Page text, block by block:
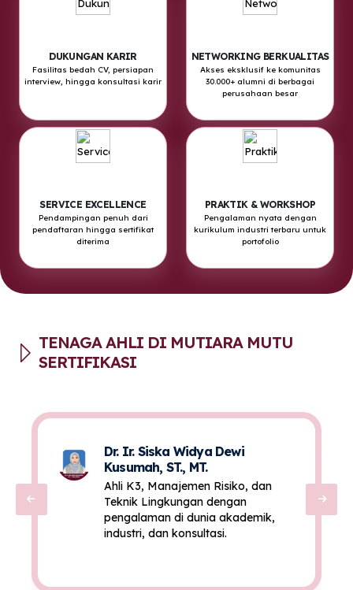
DUKUNGAN KARIR
Fasilitas bedah CV, persiapan
interview, hingga konsultasi karir
NETWORKING BERKUALITAS
Akses eksklusif ke komunitas
30.000+ alumni di berbagai
perusahaan besar
SERVICE EXCELLENCE
Pendampingan penuh dari
pendaftaran hingga sertifikat
diterima
PRAKTIK & WORKSHOP
Pengalaman nyata dengan
kurikulum industri terbaru untuk
portofolio
TENAGA AHLI DI MUTIARA MUTU
SERTIFIKASI
Dr. Ir. Siska Widya Dewi
Kusumah, ST., MT.
Ahli K3, Manajemen Risiko, dan
Teknik Lingkungan dengan
pengalaman di dunia akademik,
industri, dan konsultasi.